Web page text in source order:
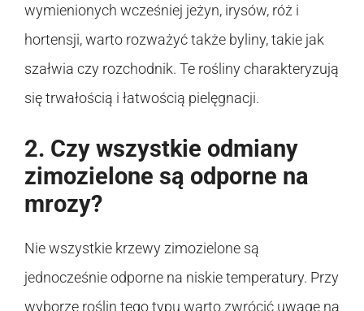
wymienionych wcześniej jeżyn, irysów, róż i
hortensji, warto rozważyć także byliny, takie jak
szałwia czy rozchodnik. Te rośliny charakteryzują
się trwałością i łatwością pielęgnacji.
2. Czy wszystkie odmiany
zimozielone są odporne na
mrozy?
Nie wszystkie krzewy zimozielone są
jednocześnie odporne na niskie temperatury. Przy
wyborze roślin tego typu warto zwrócić uwagę na